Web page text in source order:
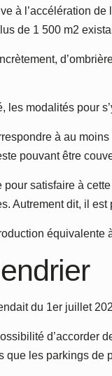
à l’accélération
de 1 500 m2
les modalités pour
à au
pouvant être
satisfaire à
Autrement dit, il
équivalente
du 1er juillet
d’accorder
les parkings de